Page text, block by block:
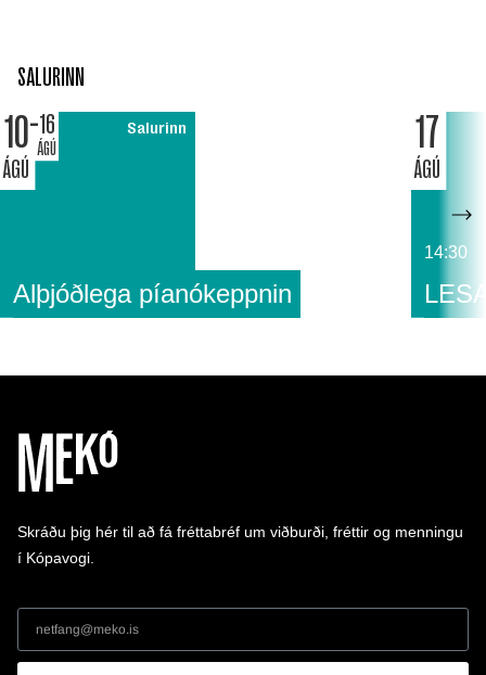
SALURINN
10
ÁGÚ
16
ÁGÚ
Salurinn
Alþjóðlega píanókeppnin
17
ÁGÚ
14:30
Skráðu þig hér til að fá fréttabréf um viðburði, fréttir og menningu
í Kópavogi.